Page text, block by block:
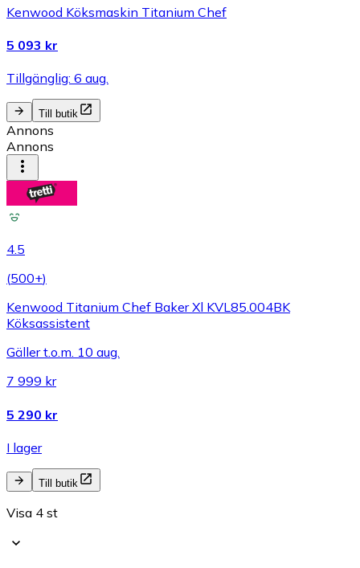
Kenwood Köksmaskin Titanium Chef
5 093 kr
Tillgänglig: 6 aug.
Till butik
Annons
Annons
4.5
(500+)
Kenwood Titanium Chef Baker Xl KVL85.004BK
Köksassistent
Gäller t.o.m. 10 aug.
7 999 kr
5 290 kr
I lager
Till butik
Visa 4 st